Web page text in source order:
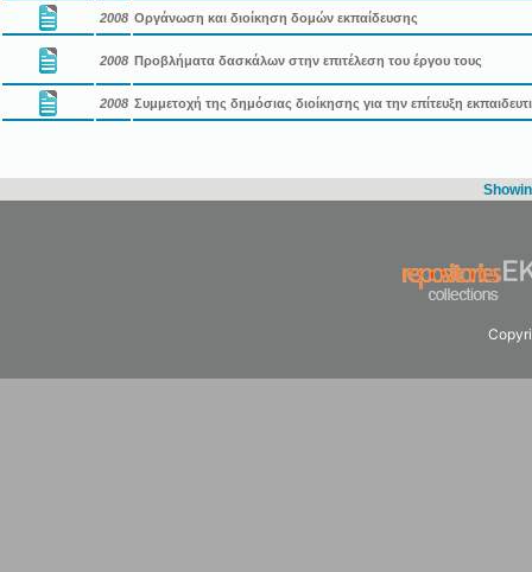
2008 Οργάνωση και διοίκηση δομών εκπαίδευσης
2008 Προβλήματα δασκάλων στην επιτέλεση του έργου τους
2008 Συμμετοχή της δημόσιας διοίκησης για την επίτευξη